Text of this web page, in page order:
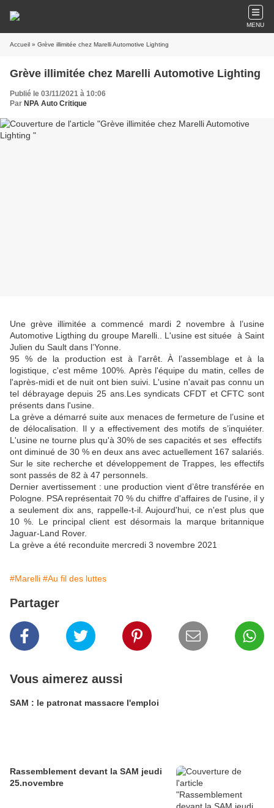
MENU
Accueil » Grève illimitée chez Marelli Automotive Lighting
Grève illimitée chez Marelli Automotive Lighting
Publié le 03/11/2021 à 10:06
Par NPA Auto Critique
Une grève illimitée a commencé mardi 2 novembre à l’usine
Automotive Ligthing du groupe Marelli.. L'usine est située à Saint
Julien du Sault dans l’Yonne.
95 % de la production est à l'arrêt. À l’assemblage et à la
logistique, c'est même 100%. Après l'équipe du matin, celles de
l'après-midi et de nuit ont bien suivi. L'usine n'avait pas connu un
tel débrayage depuis 25 ans.Les syndicats CFDT et CFTC sont
présents dans l'usine.
La grève a démarré suite aux menaces de fermeture de l’usine et
de délocalisation. Il y a effectivement des motifs de s’inquiéter.
L'usine ne tourne plus qu'à 30% de ses capacités et ses effectifs
ont diminué de 30 % en deux ans avec actuellement 167 salariés.
Sur le site recherche et développement de Trappes, les effectifs
sont passés de 82 à 47 personnels.
Dernier avertissement : une production vient d’être transférée en
Pologne. PSA représentait 70 % du chiffre d'affaires de l'usine, il y
a seulement dix ans, rappelle-t-il. Aujourd'hui, ce n'est plus que
10 %. Le principal client est désormais la marque britannique
Jaguar-Land Rover.
La grève a été reconduite mercredi 3 novembre 2021
#Marelli #Au fil des luttes
Partager
Vous aimerez aussi
SAM : le patronat massacre l'emploi
Rassemblement devant la SAM jeudi
25.novembre